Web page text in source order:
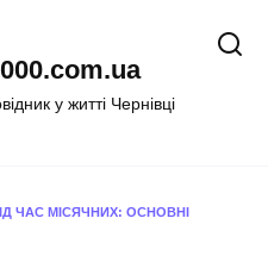
у житті Чернівці
ЧАС МІСЯЧНИХ: ОСНОВНІ